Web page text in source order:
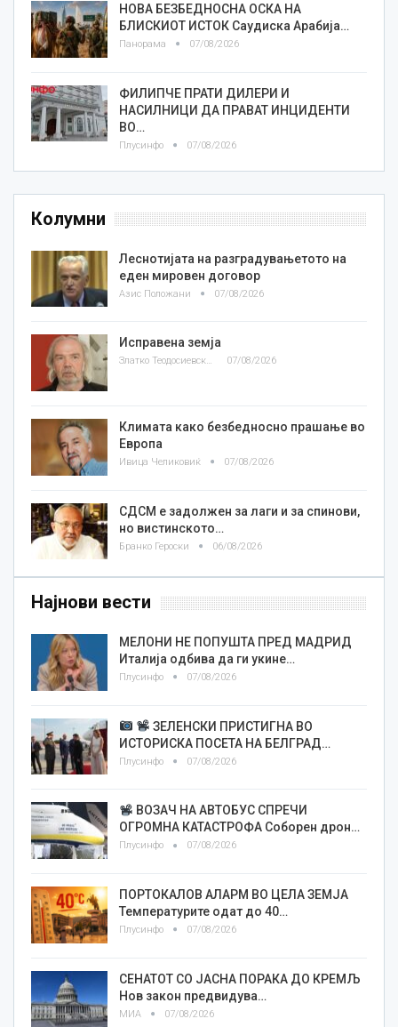
НОВА БЕЗБЕДНОСНА ОСКА НА
БЛИСКИОТ ИСТОК Саудиска Арабија…
Панорама 07/08/2026
ФИЛИПЧЕ ПРАТИ ДИЛЕРИ И
НАСИЛНИЦИ ДА ПРАВАТ ИНЦИДЕНТИ
ВО…
Плусинфо 07/08/2026
Колумни
Леснотијата на разградувањетото на
еден мировен договор
Азис Положани 07/08/2026
Исправена земја
Златко Теодосиевски 07/08/2026
Климата како безбедносно прашање во
Европа
Ивица Челиковиќ 07/08/2026
СДСМ е задолжен за лаги и за спинови,
но вистинското…
Бранко Героски 06/08/2026
Најнови вести
МЕЛОНИ НЕ ПОПУШТА ПРЕД МАДРИД
Италија одбива да ги укине…
Плусинфо 07/08/2026
ЗЕЛЕНСКИ ПРИСТИГНА ВО
ИСТОРИСКА ПОСЕТА НА БЕЛГРАД…
Плусинфо 07/08/2026
ВОЗАЧ НА АВТОБУС СПРЕЧИ
ОГРОМНА КАТАСТРОФА Соборен дрон…
Плусинфо 07/08/2026
ПОРТОКАЛОВ АЛАРМ ВО ЦЕЛА ЗЕМЈА
Температурите одат до 40…
Плусинфо 07/08/2026
СЕНАТОТ СО ЈАСНА ПОРАКА ДО КРЕМЉ
Нов закон предвидува…
МИА 07/08/2026